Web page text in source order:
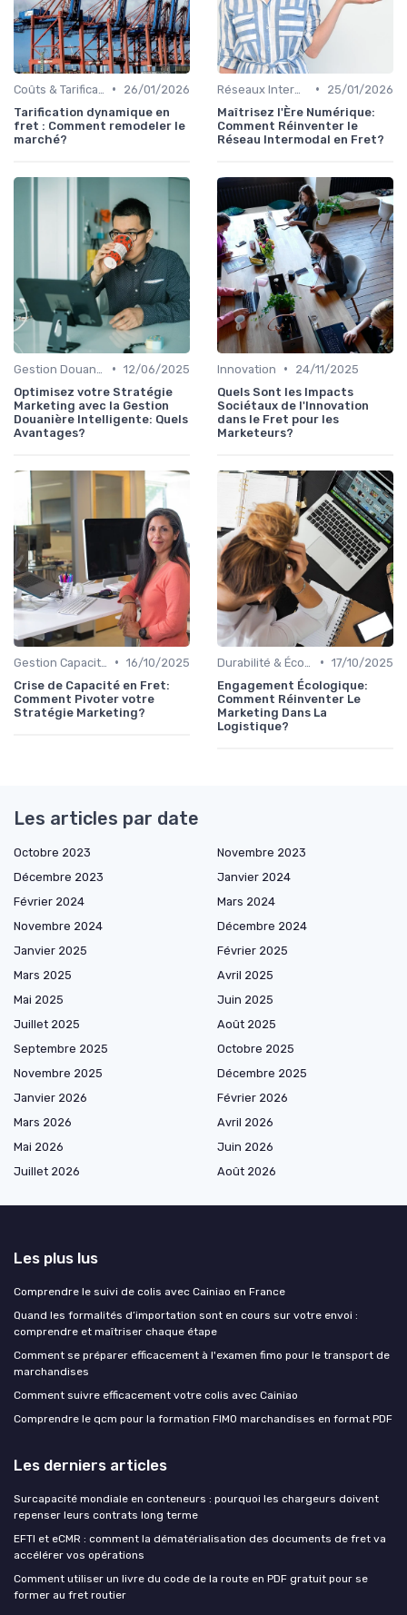
•
26/01/2026
Tarification dynamique en
fret : Comment remodeler le
marché?
•
25/01/2026
Maîtrisez l'Ère Numérique:
Comment Réinventer le
Réseau Intermodal en Fret?
• 12/06/2025
Optimisez votre Stratégie
Marketing avec la Gestion
Douanière Intelligente: Quels
Avantages?
Innovation •
24/11/2025
Quels Sont les Impacts
Sociétaux de l'Innovation
dans le Fret pour les
Marketeurs?
• 16/10/2025
Crise de Capacité en Fret:
Comment Pivoter votre
Stratégie Marketing?
• 17/10/2025
Engagement Écologique:
Comment Réinventer Le
Marketing Dans La
Logistique?
Les articles par date
Octobre 2023
Novembre 2023
Décembre 2023
Janvier 2024
Février 2024
Mars 2024
Novembre 2024
Décembre 2024
Janvier 2025
Février 2025
Mars 2025
Avril 2025
Mai 2025
Juin 2025
Juillet 2025
Août 2025
Septembre 2025
Octobre 2025
Novembre 2025
Décembre 2025
Janvier 2026
Février 2026
Mars 2026
Avril 2026
Mai 2026
Juin 2026
Juillet 2026
Août 2026
Les plus lus
Comprendre le suivi de colis avec Cainiao en France
Quand les formalités d’importation sont en cours sur votre envoi :
comprendre et maîtriser chaque étape
Comment se préparer efficacement à l'examen fimo pour le transport de
marchandises
Comment suivre efficacement votre colis avec Cainiao
Comprendre le qcm pour la formation FIMO marchandises en format PDF
Les derniers articles
Surcapacité mondiale en conteneurs : pourquoi les chargeurs doivent
repenser leurs contrats long terme
EFTI et eCMR : comment la dématérialisation des documents de fret va
accélérer vos opérations
Comment utiliser un livre du code de la route en PDF gratuit pour se
former au fret routier